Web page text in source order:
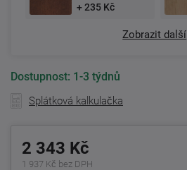
+ 235 Kč
Zobrazit další
Dostupnost: 1-3 týdnů
Splátková kalkulačka
2 343 Kč
1 937 Kč bez DPH